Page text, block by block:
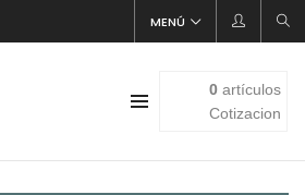
MENÚ
0artículos
Cotizacion